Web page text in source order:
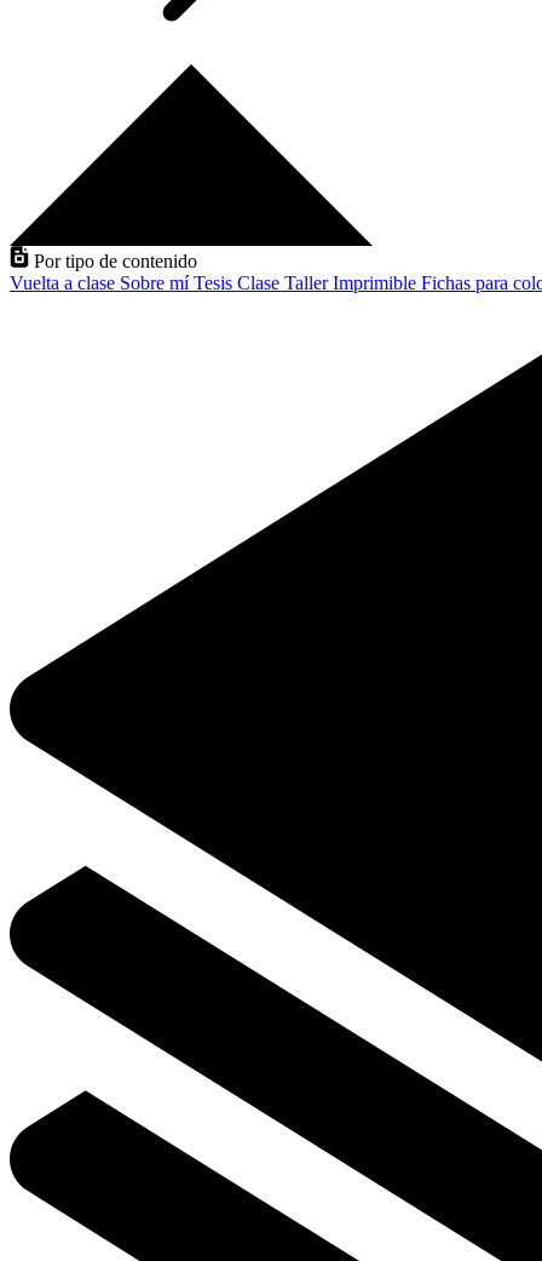
Por tipo de contenido
Vuelta a clase Sobre míTesis Clase TallerImprimible Fichas para